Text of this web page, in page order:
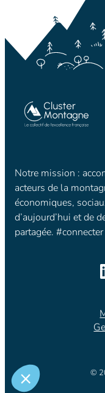
Notre mission :
acteurs de la
économiques,
d’aujourd’hui et de
partagée.
©